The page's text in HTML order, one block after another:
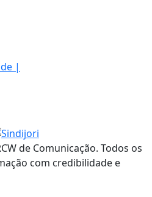
|
de Comunicação. Todos os
com credibilidade e